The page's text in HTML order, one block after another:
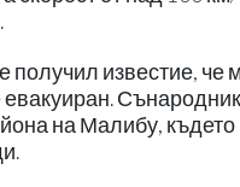
получил известие, че
на Малибу, където